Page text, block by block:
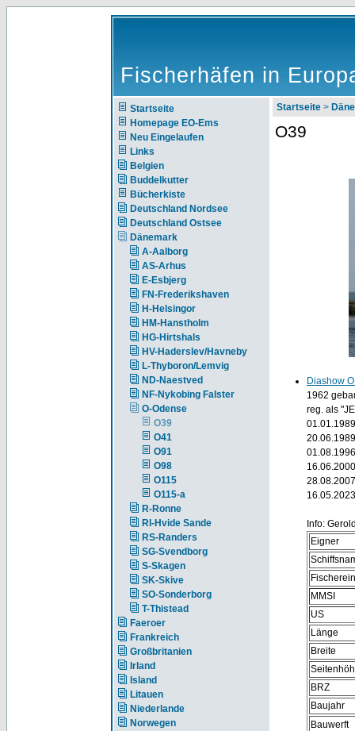
Fischerhäfen in
Startseite
Homepage EO-Ems
Neu Eingelaufen
Links
Belgien
Buddelkutter
Bücherkiste
Deutschland Nordsee
Deutschland Ostsee
Dänemark
A-Aalborg
AS-Arhus
E-Esbjerg
FN-Frederikshaven
H-Helsingor
HM-Hanstholm
HG-Hirtshals
HV-Haderslev/Havneby
L-Thyboron/Lemvig
ND-Naestved
NF-Nykobing Falster
O-Odense
O39
O41
O91
O98
O115
O115-a
R-Ronne
RI-Hvide Sande
RS-Randers
SG-Svendborg
S-Skagen
SK-Skive
SO-Sonderborg
T-Thistead
Faeroer
Frankreich
Großbritanien
Irland
Island
Litauen
Niederlande
Norwegen
Startseite >
O39
Diashow
1962
reg. als
Info:
Eigner
MMSI
US
Länge
Breite
BRZ
Baujahr
Bauwerft